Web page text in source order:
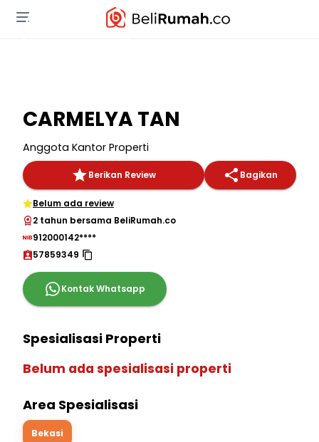
CARMELYA TAN
Anggota Kantor Properti
Berikan Review Bagikan
Belum ada review
2 tahun bersama BeliRumah.co
912000142****
57859349
Kontak Whatsapp
Spesialisasi Properti
Belum ada spesialisasi properti
Area Spesialisasi
Bekasi